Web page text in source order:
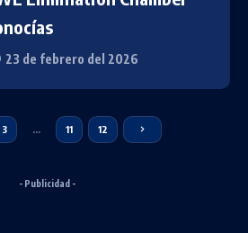
23 de febrero del 2026
3 … 11 12
- Publicidad -